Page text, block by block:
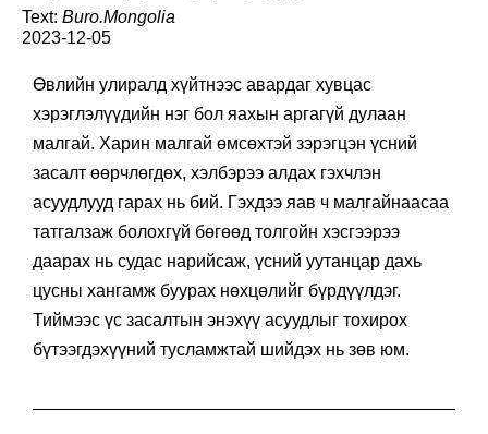
Text: Buro.Mongolia
2023-12-05
Өвлийн улиралд хүйтнээс авардаг хувцас
хэрэглэлүүдийн нэг бол яахын аргагүй дулаан
малгай. Харин малгай өмсөхтэй зэрэгцэн үсний
засалт өөрчлөгдөх, хэлбэрээ алдах гэхчлэн
асуудлууд гарах нь бий. Гэхдээ яав ч малгайнаасаа
татгалзаж болохгүй бөгөөд толгойн хэсгээрээ
даарах нь судас нарийсаж, үсний уутанцар дахь
цусны хангамж буурах нөхцөлийг бүрдүүлдэг.
Тиймээс үс засалтын энэхүү асуудлыг тохирох
бүтээгдэхүүний тусламжтай шийдэх нь зөв юм.